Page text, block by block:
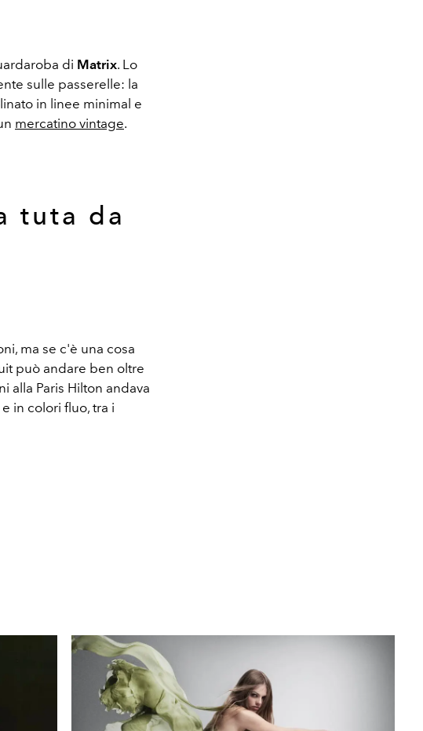
di Matrix. Lo
sulle passerelle: la
in linee minimal e
mercatino vintage.
tuta da
ma se c'è una cosa
può andare ben oltre
alla Paris Hilton andava
in colori fluo, tra i